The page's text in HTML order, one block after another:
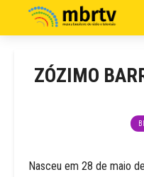
ZÓZIMO
Nasceu em 28 de maio